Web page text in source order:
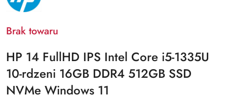
Brak towaru
HP 14 FullHD IPS Intel Core i5-1335U
10-rdzeni 16GB DDR4 512GB SSD
NVMe Windows 11